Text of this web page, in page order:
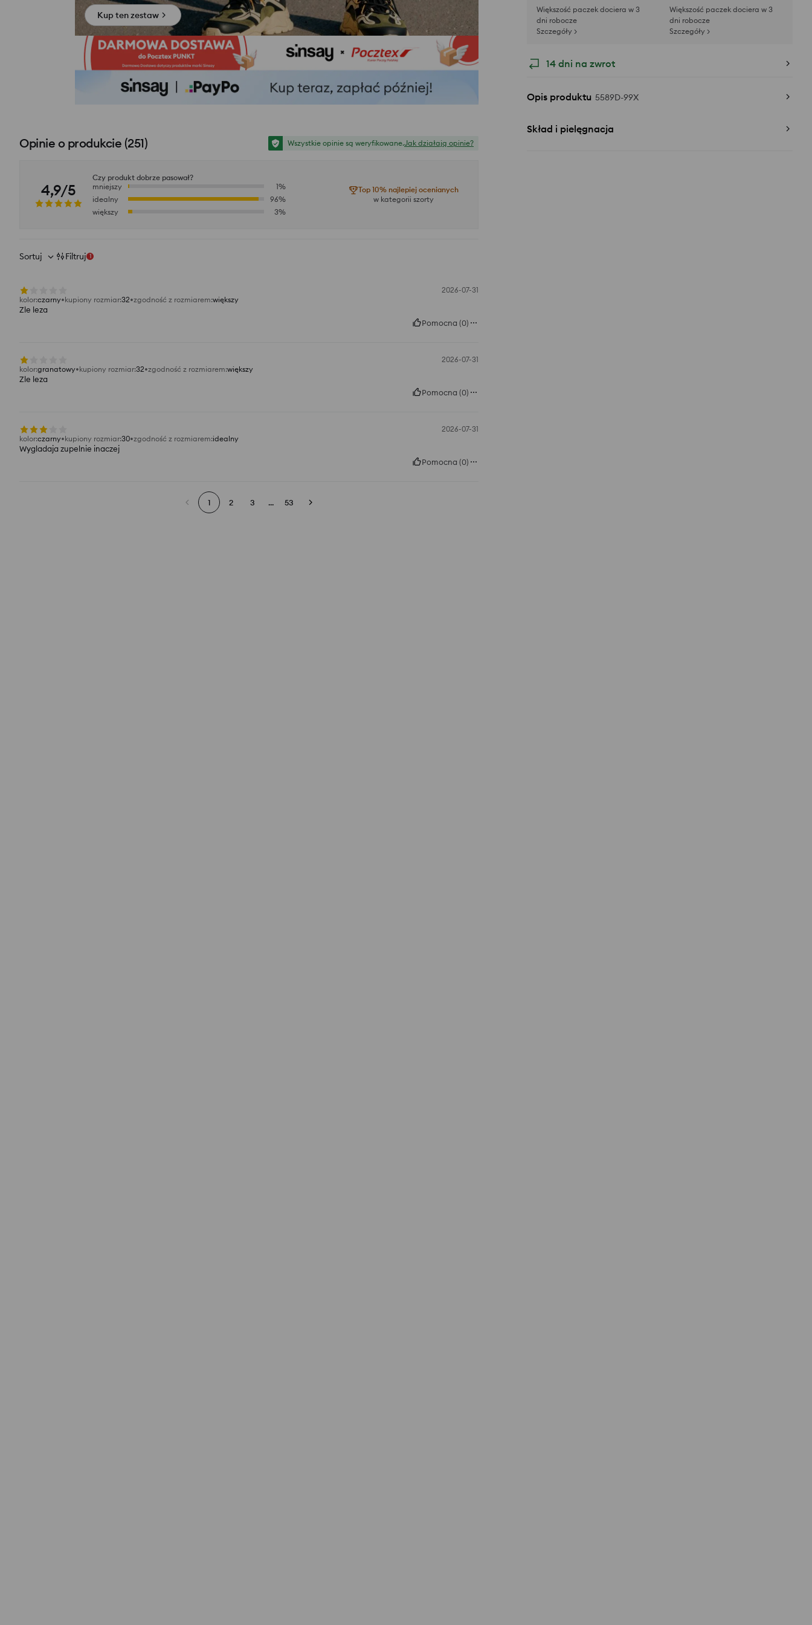
Większość paczek dociera w 3
dni robocze
Szczegóły >
Większość paczek dociera w 3
dni robocze
Szczegóły >
14 dni na zwrot
Opis produktu 5589D-99X
Skład i pielęgnacja
Kup ten zestaw
Opinie o produkcie (251) Wszystkie opinie są weryfikowane.Jak działają opinie?
4,9/5
Czy produkt dobrze pasował?
mniejszy
1%
idealny
96%
większy
3%
Top 10% najlepiej ocenianych
w kategorii szorty
Sortuj Filtruj 1
2026-07-31
kolor:czarny kupiony rozmiar:32 zgodność z rozmiarem:większy
Zle leza
Pomocna (0)
2026-07-31
kolor:granatowy kupiony rozmiar:32 zgodność z rozmiarem:większy
Zle leza
Pomocna (0)
2026-07-31
kolor:czarny kupiony rozmiar:30 zgodność z rozmiarem:idealny
Wygladaja zupelnie inaczej
Pomocna (0)
1 2 3 ... 53